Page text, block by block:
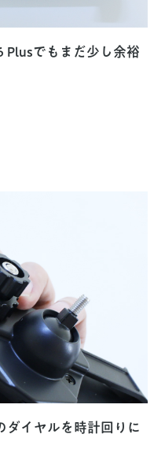
Plusでもまだ少し余裕
ダイヤルを時計回りに